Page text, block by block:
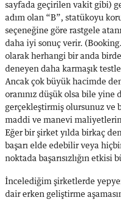
sayfada geçirilen vakit gibi)
adım olan “B”, statükoyu
seçeneğine göre rastgele
daha iyi sonuç verir.
olarak herhangi bir anda
deneyen daha karmaşık
Ancak çok büyük hacimde
oranınız düşük olsa bile yine
gerçekleştirmiş olursunuz ve
maddi ve manevi
Eğer bir şirket yılda birkaç
başarı elde edebilir veya
noktada başarısızlığın etkisi
İncelediğim şirketlerde
dair erken geliştirme